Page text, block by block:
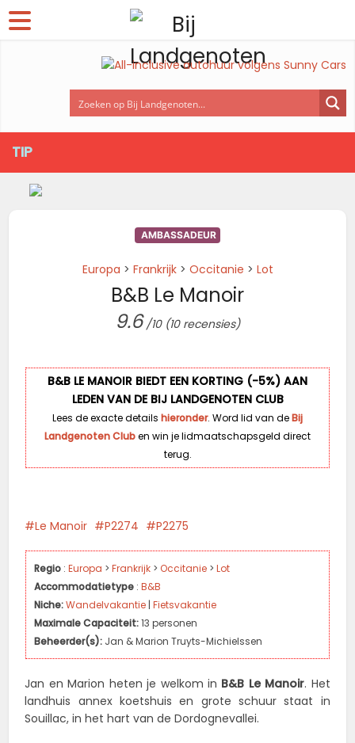
TIP
AMBASSADEUR
Europa > Frankrijk> Occitanie > Lot
B&B Le Manoir
9.6 /10 (10 recensies)
B&B LE MANOIR BIEDT EEN KORTING (-5%) AAN
LEDEN VAN DE BIJ LANDGENOTEN CLUB
Lees de exacte details hieronder. Word lid van deBij
Landgenoten Cluben win je lidmaatschapsgeld direct
terug.
Le Manoir P2274 P2275
Regio :Europa >Frankrijk > Occitanie >Lot
Accommodatietype :B&B
Niche:Wandelvakantie |Fietsvakantie
Maximale Capaciteit:13 personen
Beheerder(s): Jan & Marion Truyts-Michielssen
Jan en Marion heten je welkom in B&B Le Manoir. Het
landhuis annex koetshuis en grote schuur staat in
Souillac, in het hart van de Dordognevallei.